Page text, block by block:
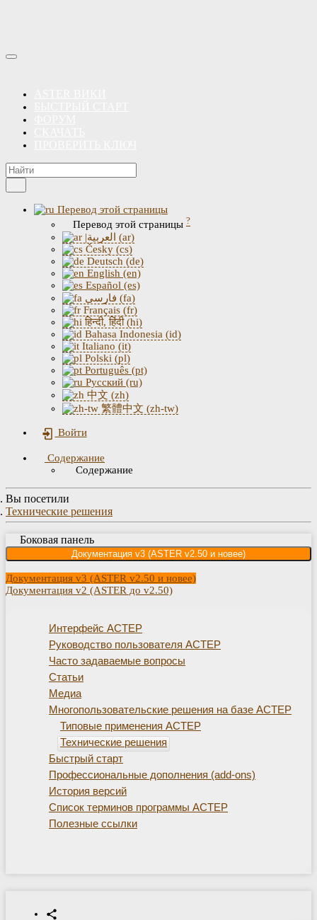
Перевод этой страницы
Перевод этой страницы ?
|العربية (ar)
Česky (cs)
Deutsch (de)
English (en)
Español (es)
فارسی (fa)
Français (fr)
हिन्दी, हिंदी (hi)
Bahasa Indonesia (id)
Italiano (it)
Polski (pl)
Português (pt)
Русский (ru)
中文 (zh)
繁體中文 (zh-tw)
Войти
Содержание
Содержание
Вы посетили
Технические решения
Боковая панель
Документация v3 (ASTER v2.50 и новее)
Документация v3 (ASTER v2.50 и новее)
Документация v2 (ASTER до v2.50)
Интерфейс АСТЕР
Руководство пользователя АСТЕР
Часто задаваемые вопросы
Статьи
Медиа
Многопользовательские решения на базе АСТЕР
Типовые применения АСТЕР
Технические решения
Быстрый старт
Профессиональные дополнения (add-ons)
История версий
Список терминов программы АСТЕР
Полезные ссылки